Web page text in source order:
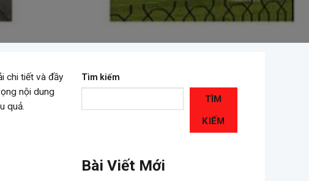
chi tiết và đầy
nội dung
quả.
Tìm kiếm
TÌM
KIẾM
Bài Viết Mới